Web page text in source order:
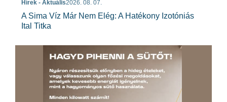
Hírek - Aktuális2026. 08. 07.
A Sima Víz Már Nem Elég: A Hatékony Izotóniás
Ital Titka